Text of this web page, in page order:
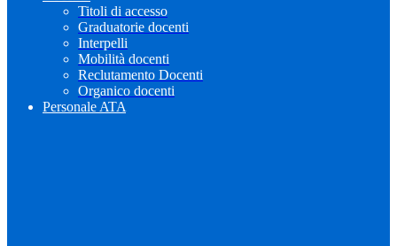
Titoli di accesso
Graduatorie docenti
Interpelli
Mobilità docenti
Reclutamento Docenti
Organico docenti
Personale ATA